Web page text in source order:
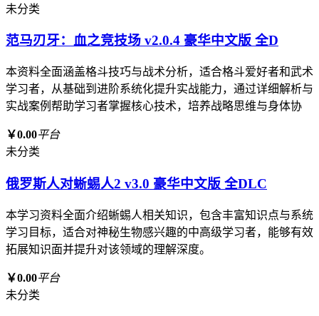
未分类
范马刃牙：血之竞技场 v2.0.4 豪华中文版 全D
本资料全面涵盖格斗技巧与战术分析，适合格斗爱好者和武术
学习者，从基础到进阶系统化提升实战能力，通过详细解析与
实战案例帮助学习者掌握核心技术，培养战略思维与身体协
￥0.00平台
未分类
俄罗斯人对蜥蜴人2 v3.0 豪华中文版 全DLC
本学习资料全面介绍蜥蜴人相关知识，包含丰富知识点与系统
学习目标，适合对神秘生物感兴趣的中高级学习者，能够有效
拓展知识面并提升对该领域的理解深度。
￥0.00平台
未分类